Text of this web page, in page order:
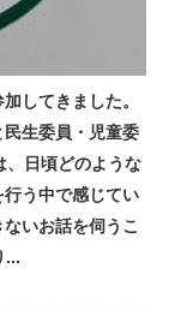
してきました。
生委員・児童委
、日頃どのような
う中で感じてい
いお話を伺うこ
...